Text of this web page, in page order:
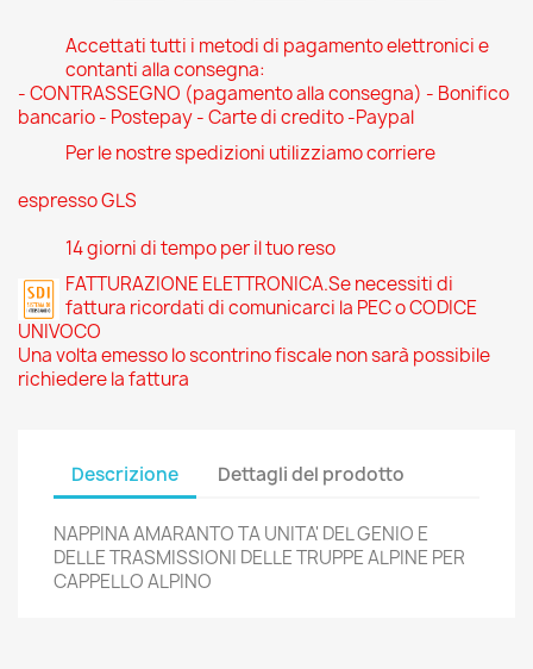
Accettati tutti i metodi di pagamento elettronici e
contanti alla consegna:
- CONTRASSEGNO (pagamento alla consegna) - Bonifico
bancario - Postepay - Carte di credito -Paypal
Per le nostre spedizioni utilizziamo corriere
espresso GLS
14 giorni di tempo per il tuo reso
FATTURAZIONE ELETTRONICA.Se necessiti di
fattura ricordati di comunicarci la PEC o CODICE
UNIVOCO
Una volta emesso lo scontrino fiscale non sarà possibile
richiedere la fattura
Descrizione Dettagli del prodotto
NAPPINA AMARANTO TA UNITA' DEL GENIO E
DELLE TRASMISSIONI DELLE TRUPPE ALPINE PER
CAPPELLO ALPINO